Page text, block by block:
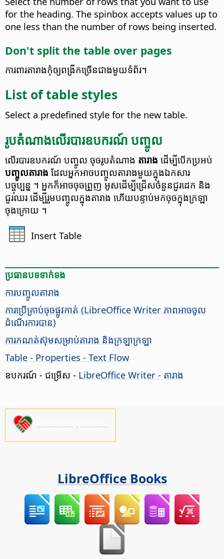
for the heading. The spinbox accepts values up to
one less than the number of rows being inserted.
Don't split the table over pages
ការពារ​តារាង​កុំ​ឲ្យ​ពង្រីក​ច្រើនជាង​មួយ​ទំព័រ។
List of table styles
Select a predefined style for the new table.
រូបតំណាង​លើ​របារ​ឧបករណ៍ បញ្ចូល
លើ​របារ​ឧបករណ៍ បញ្ចូល ចុច​រូបតំណាង តារាង ដើម្បី​បើក​ប្រអប់
បញ្ចូល​តារាង ដែល​អ្នក​អាច​បញ្ចូល​តារាង​មួយ​ក្នុង​ឯកសារ​
បច្ចុប្បន្ន ។ អ្នក​ក៏​អាច​ចុច​ព្រួញ អូស​ដើម្បី​ជ្រើស​ចំនួន​ជួរដេក និង
ជួរឈរ ដើម្បី​រួមបញ្ចូល​ក្នុង​តារាង ហើយ​បន្ទាប់​មក​ចុច​ក្នុង​ក្រឡា​
ចុងក្រោយ ។
Insert Table
ប្រធានបទ​ទាក់ទង
ការ​បញ្ចូល​តារាង
ការ​ប្រើ​​គ្រាប់​​ចុច​ផ្លូវ​កាត់ (LibreOffice Writer ភាព​អាច​ចូល​
ដំណើរការ​បាន)
ការកណត់​ស៊ុម​សម្រាប់តារាង និង​ក្រឡា​ក្រឡា
Table - Properties - Text Flow
ឧបករណ៍​ - ជម្រើស​ - LibreOffice Writer - ​តារាង​
LibreOffice Books